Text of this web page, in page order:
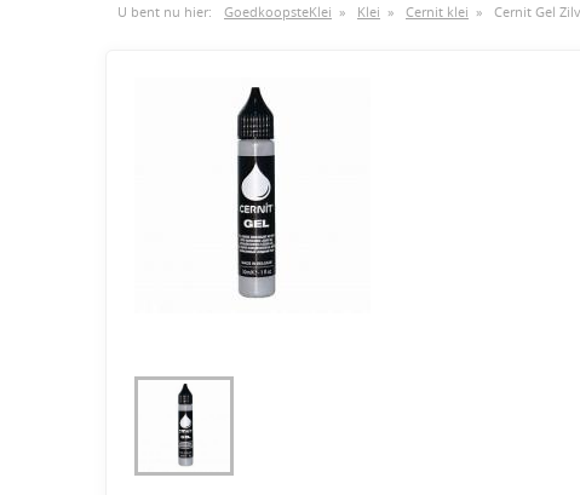
U bent nu hier: GoedkoopsteKlei » Klei » Cernit klei » Cernit Gel